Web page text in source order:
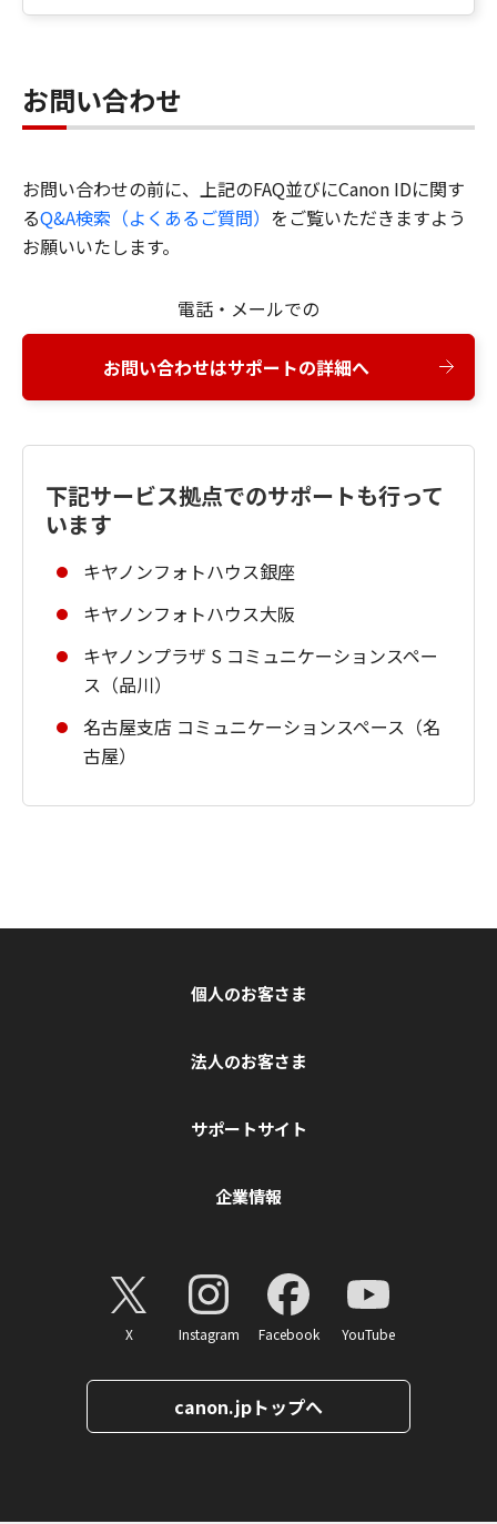
お問い合わせ
お問い合わせの前に、上記のFAQ並びにCanon IDに関す
るQ&A検索（よくあるご質問） をご覧いただきますよう
お願いいたします。
電話・メールでの
お問い合わせはサポートの詳細へ
下記サービス拠点でのサポートも行って
います
キヤノンフォトハウス銀座
キヤノンフォトハウス大阪
キヤノンプラザ S コミュニケーションスペー
ス（品川）
名古屋支店 コミュニケーションスペース（名
古屋）
個人のお客さま
法人のお客さま
サポートサイト
企業情報
X Instagram Facebook YouTube
canon.jpトップへ